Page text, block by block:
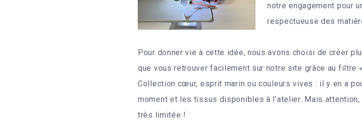
notre engagement pour
respectueuse des
Pour donner vie à cette idée, nous avons choisi de créer
que vous retrouver facilement sur notre site grâce au filtre
Collection cœur, esprit marin ou couleurs vives : il y en a
moment et les tissus disponibles à l’atelier. Mais
très limitée !